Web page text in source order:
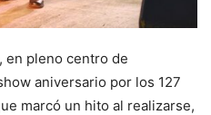
en pleno centro de
aniversario por los 127
marcó un hito al realizarse,